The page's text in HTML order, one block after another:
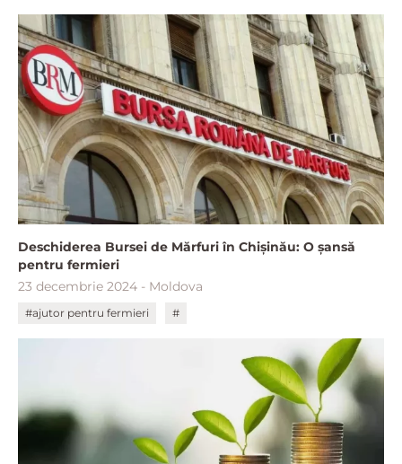
Deschiderea Bursei de Mărfuri în Chișinău: O șansă
pentru fermieri
23 decembrie 2024 - Moldova
#ajutor pentru fermieri #